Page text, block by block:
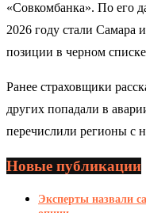
«Совкомбанка». По его
2026 году стали Самара
позиции в черном
Ранее страховщики
других попадали в
перечислили регионы
Новые публикации
Эксперты назвали